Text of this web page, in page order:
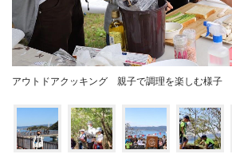
アウトドアクッキング 親子で調理を楽しむ様子